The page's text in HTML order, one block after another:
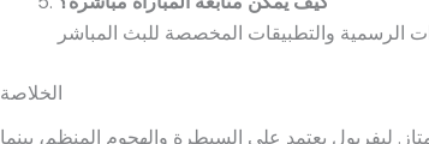
الخلاصة
ليفربول يعتمد على السيطرة والهجوم المنظم، بينما